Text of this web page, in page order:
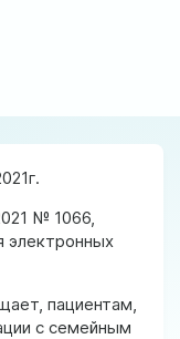
№ 1066,
электронных
пациентам,
с семейным